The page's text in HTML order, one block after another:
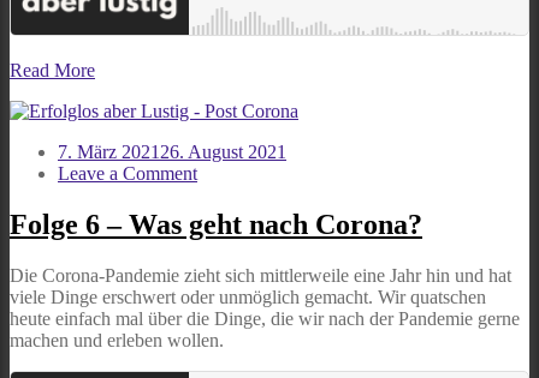
Read More
7. März 2021 26. August 2021
Leave a Commenton
6
–
geht
nach
Corona?
Folge 6 – Was geht nach Corona?
Die Corona-Pandemie zieht sich mittlerweile eine Jahr hin und hat
viele Dinge erschwert oder unmöglich gemacht. Wir quatschen
heute einfach mal über die Dinge, die wir nach der Pandemie gerne
machen und erleben wollen.